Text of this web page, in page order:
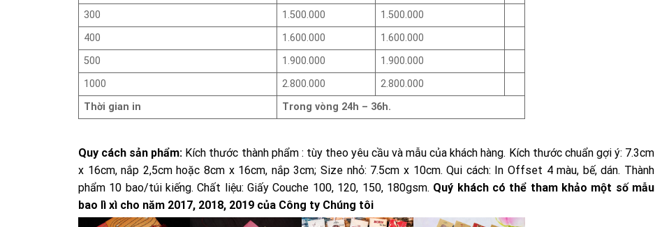
300
1.500.000
1.500.000
400
1.600.000
1.600.000
500
1.900.000
1.900.000
1000
2.800.000
2.800.000
Thời gian in
Trong vòng 24h – 36h.
Quy cách sản phẩm: Kích thước thành phẩm : tùy theo yêu cầu và mẫu của khách hàng. Kích thước chuẩn gợi ý: 7.3cm
x 16cm, nắp 2,5cm hoặc 8cm x 16cm, nắp 3cm; Size nhỏ: 7.5cm x 10cm. Qui cách: In Offset 4 màu, bế, dán. Thành
phẩm 10 bao/túi kiếng. Chất liệu: Giấy Couche 100, 120, 150, 180gsm. Quý khách có thể tham khảo một số mẫu
bao lì xì cho năm 2017, 2018, 2019 của Công ty Chúng tôi